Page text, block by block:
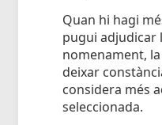
Quan hi hagi
pugui adjudicar
nomenament,
deixar
considera més
seleccionada.